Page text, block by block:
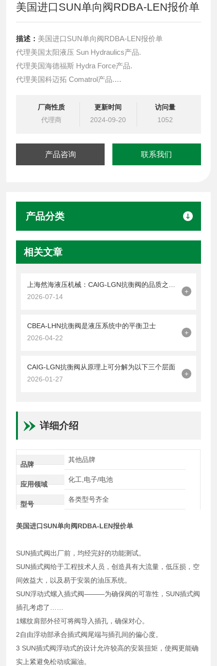
美国进口SUN单向阀RDBA-LEN报价单
描述： 美国进口SUN单向阀RDBA-LEN报价单
代理美国太阳液压 Sun Hydraulics产品.
代理美国海德福斯 Hydra Force产品.
代理美国科迈拓 Comatrol产品.
提供油路系统设计,油路块设计,阀块设计与选型
液压油缸，经销力士乐、派克、中国台湾北部等液压元件
厂商性质
代理商
更新时间
2024-09-20
访问量
1052
产品咨询 联系我们
产品分类
相关文章
2026-07-14
+
CBEA-LHN抗衡阀是液压系统中的平衡卫士
2026-04-22
+
CAIG-LGN抗衡阀从原理上可分解为以下三个层面
2026-01-27
+
详细介绍
品牌
其他品牌
应用领域
化工,电子/电池
型号
各类型号齐全
美国进口SUN单向阀RDBA-LEN报价单
SUN插式阀出厂前，均经完好的功能测试。
SUN插式阀给于工程技术人员，创造具有大流量，低压损，空
间效益大，以及易于安装的油压系统。
SUN浮动式螺入插式阀———为确保阀的可靠性，SUN插式阀
插孔考虑了……
1螺纹肩部外径可将阀导入插孔，确保对心。
2自由浮动部承合插式阀尾端与插孔间的偏心度。
3 SUN插式阀浮动式的设计允许较高的安装扭矩，使阀更能确
实上紧避免松动或漏油。